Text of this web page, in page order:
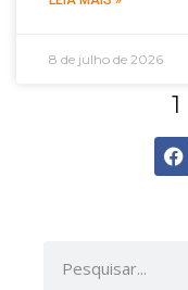
8 de julho de 2026
1